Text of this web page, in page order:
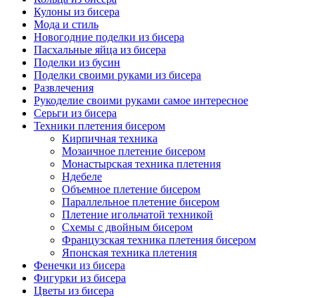
Кулоны из бисера
Мода и стиль
Новогодние поделки из бисера
Пасхальные яйца из бисера
Поделки из бусин
Поделки своими руками из бисера
Развлечения
Рукоделие своими руками самое интересное
Серьги из бисера
Техники плетения бисером
Кирпичная техника
Мозаичное плетение бисером
Монастырская техника плетения
Ндебеле
Объемное плетение бисером
Параллельное плетение бисером
Плетение игольчатой техникой
Схемы с двойным бисером
Французская техника плетения бисером
Японская техника плетения
Фенечки из бисера
Фигурки из бисера
Цветы из бисера